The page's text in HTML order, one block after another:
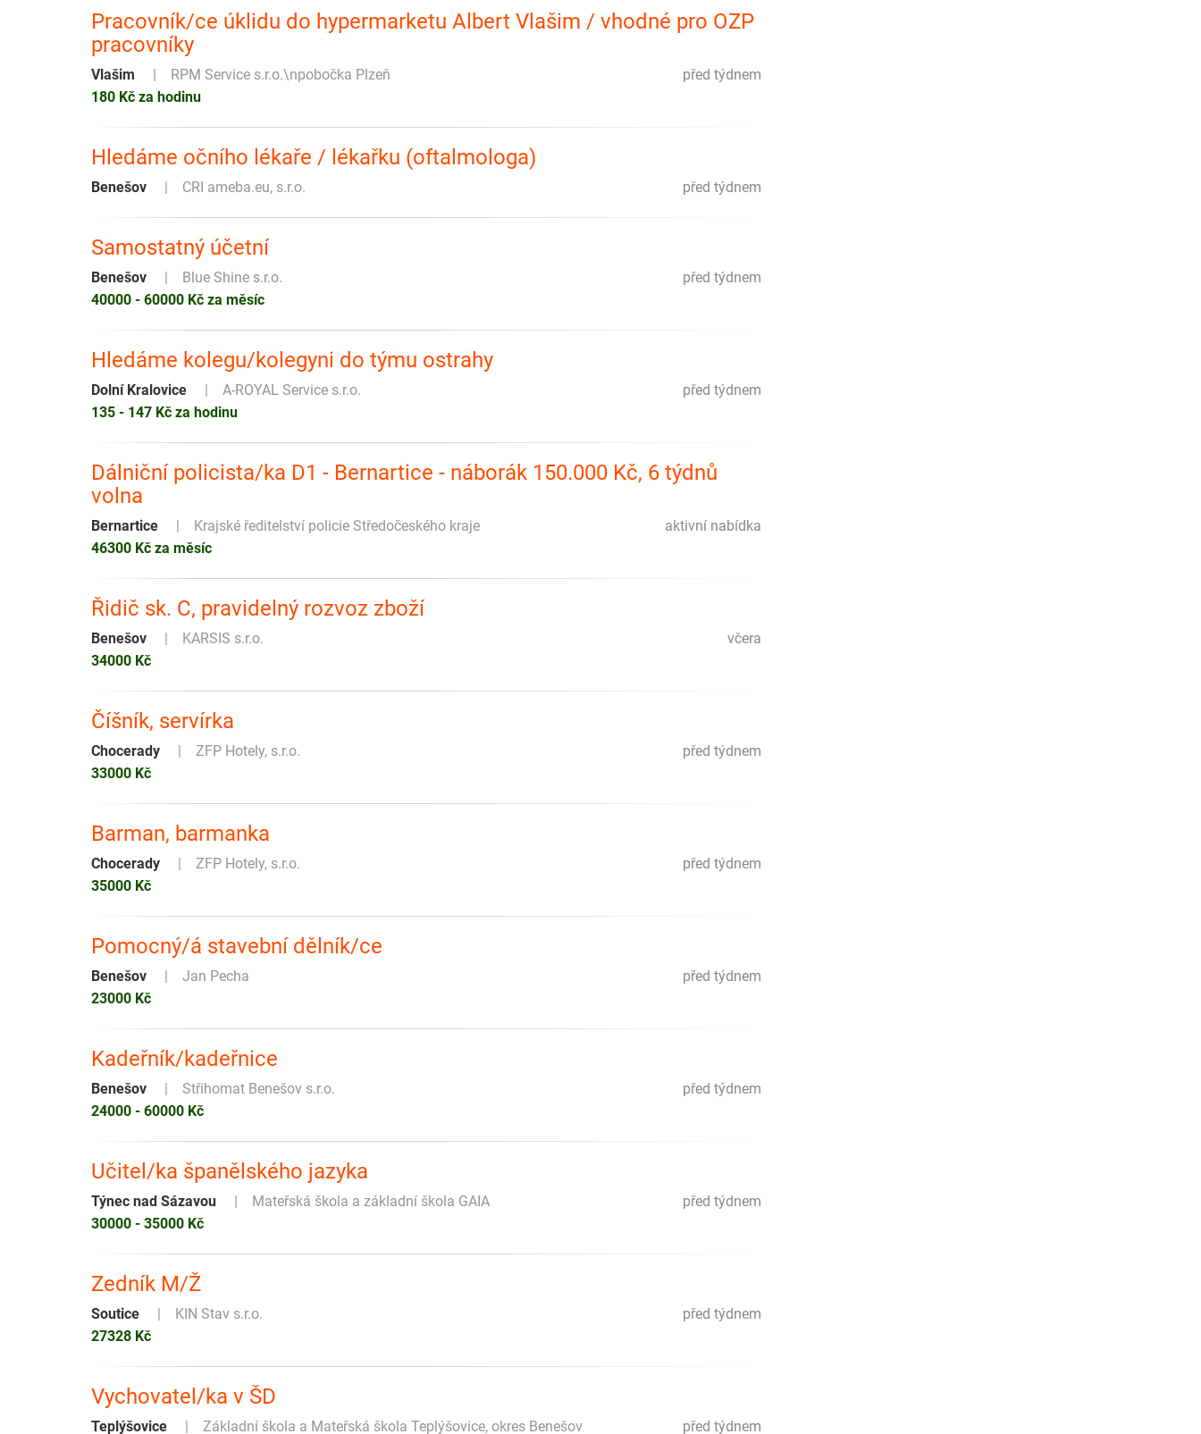
Pracovník/ce úklidu do hypermarketu Albert Vlašim / vhodné pro OZP
pracovníky
před týdnem
Vlašim
RPM Service s.r.o.\npobočka Plzeň
180 Kč za hodinu
Hledáme očního lékaře / lékařku (oftalmologa)
před týdnem
Benešov CRI ameba.eu, s.r.o.
Samostatný účetní
před týdnem
Benešov
Blue Shine s.r.o.
40000 - 60000 Kč za měsíc
Hledáme kolegu/kolegyni do týmu ostrahy
před týdnem
Dolní Kralovice
A-ROYAL Service s.r.o.
135 - 147 Kč za hodinu
Dálniční policista/ka D1 - Bernartice - náborák 150.000 Kč, 6 týdnů
volna
aktivní nabídka
Bernartice
Krajské ředitelství policie Středočeského kraje
46300 Kč za měsíc
Řidič sk. C, pravidelný rozvoz zboží
včera
Benešov
KARSIS s.r.o.
34000 Kč
Číšník, servírka
před týdnem
Chocerady
ZFP Hotely, s.r.o.
33000 Kč
Barman, barmanka
před týdnem
Chocerady
ZFP Hotely, s.r.o.
35000 Kč
Pomocný/á stavební dělník/ce
před týdnem
Benešov
Jan Pecha
23000 Kč
Kadeřník/kadeřnice
před týdnem
Benešov
Střihomat Benešov s.r.o.
24000 - 60000 Kč
Učitel/ka španělského jazyka
před týdnem
Týnec nad Sázavou
Mateřská škola a základní škola GAIA
30000 - 35000 Kč
Zedník M/Ž
před týdnem
Soutice
KIN Stav s.r.o.
27328 Kč
Vychovatel/ka v ŠD
před týdnem
Teplýšovice
Základní škola a Mateřská škola Teplýšovice, okres Benešov